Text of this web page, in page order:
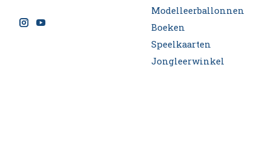
Modelleerballonnen
Boeken
Speelkaarten
Jongleerwinkel